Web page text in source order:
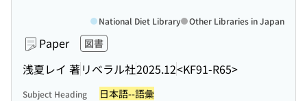
Paper 図書
浅夏レイ 著リベラル社2025.12<KF91-R65>
National Diet Library Other Libraries in Japan
Subject Heading 日本語--語彙